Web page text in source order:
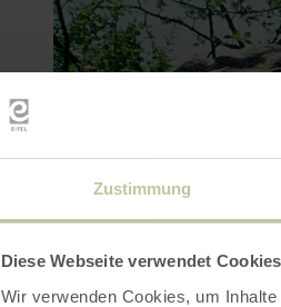
Zustimmung
Diese Webseite verwendet Cookies
Wir verwenden Cookies, um